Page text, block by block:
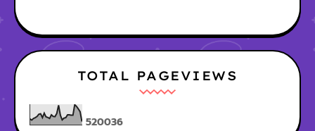
TOTAL PAGEVIEWS
520036